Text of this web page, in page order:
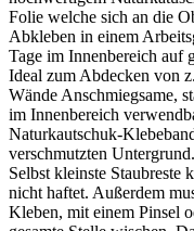
Folie welche sich an die
Abkleben in einem
Tage im Innenbereich
Ideal zum Abdecken von
Wände Anschmiegsame,
im Innenbereich
Naturkautschuk-
verschmutzten
Selbst kleinste Staubreste
nicht haftet. Außerdem
Kleben, mit einem Pinsel